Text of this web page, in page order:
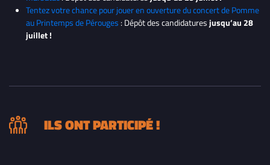
Tentez votre chance pour jouer en ouverture du concert de Pomme
au Printemps de Pérouges : Dépôt des candidaturesjusqu’au 28
juillet !
ILS ONT PARTICIPÉ !